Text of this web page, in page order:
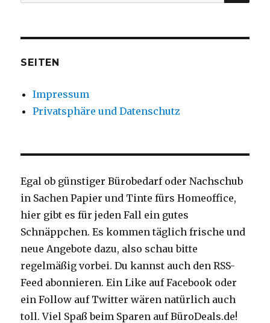
nach:
SEITEN
Impressum
Privatsphäre und Datenschutz
Egal ob günstiger Bürobedarf oder Nachschub
in Sachen Papier und Tinte fürs Homeoffice,
hier gibt es für jeden Fall ein gutes
Schnäppchen. Es kommen täglich frische und
neue Angebote dazu, also schau bitte
regelmäßig vorbei. Du kannst auch den RSS-
Feed abonnieren. Ein Like auf Facebook oder
ein Follow auf Twitter wären natürlich auch
toll. Viel Spaß beim Sparen auf BüroDeals.de!